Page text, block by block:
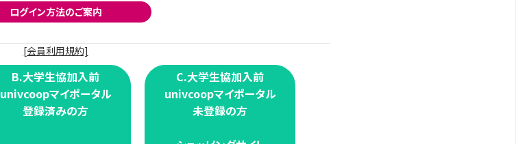
ログイン方法のご案内
[会員利用規約]
B.大学生協加入前
univcoopマイポータル
登録済みの方
C.大学生協加入前
univcoopマイポータル
未登録の方